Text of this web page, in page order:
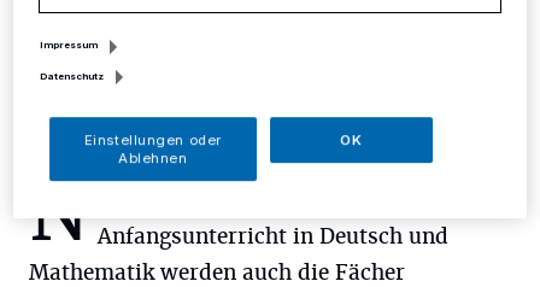
N Anfangsunterricht in Deutsch und
Mathematik werden auch die Fächer
Impressum
Datenschutz
Einstellungen oder
Ablehnen
OK